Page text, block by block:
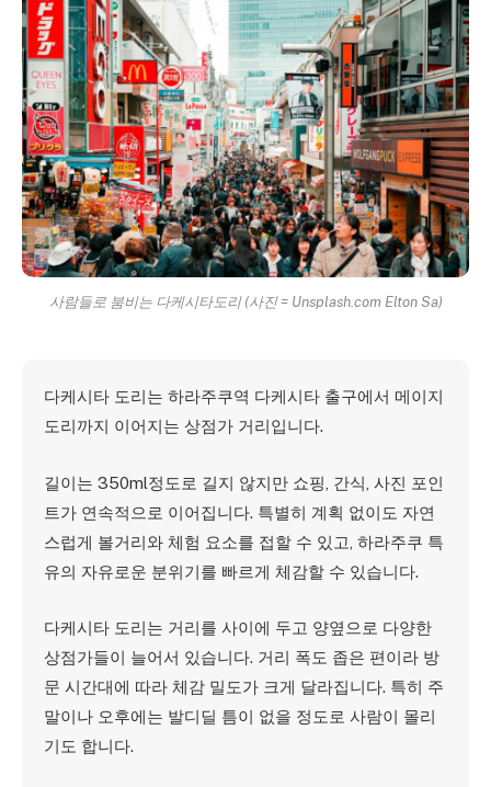
사람들로 붐비는 다케시타도리 (사진 = Unsplash.com Elton Sa)
다케시타 도리는 하라주쿠역 다케시타 출구에서 메이지
도리까지 이어지는 상점가 거리입니다.
길이는 350ml정도로 길지 않지만 쇼핑, 간식, 사진 포인
트가 연속적으로 이어집니다. 특별히 계획 없이도 자연
스럽게 볼거리와 체험 요소를 접할 수 있고, 하라주쿠 특
유의 자유로운 분위기를 빠르게 체감할 수 있습니다.
다케시타 도리는 거리를 사이에 두고 양옆으로 다양한
상점가들이 늘어서 있습니다. 거리 폭도 좁은 편이라 방
문 시간대에 따라 체감 밀도가 크게 달라집니다. 특히 주
말이나 오후에는 발디딜 틈이 없을 정도로 사람이 몰리
기도 합니다.